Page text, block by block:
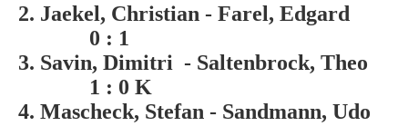
2. Jaekel, Christian - Farel, Edgard
0 : 1
3. Savin, Dimitri - Saltenbrock, Theo
1 : 0 K
4. Mascheck, Stefan - Sandmann, Udo